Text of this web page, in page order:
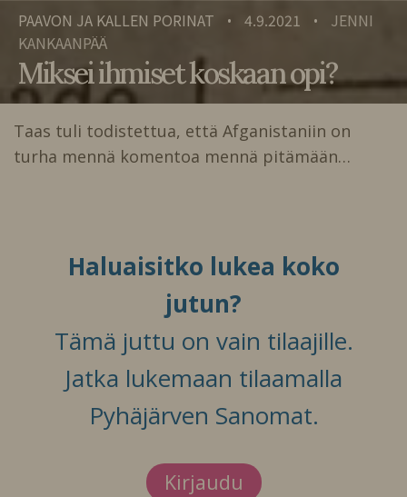
PAAVON JA KALLEN PORINAT • 4.9.2021 •
JENNI
KANKAANPÄÄ
Miksei ihmiset koskaan opi?
Taas tuli todistettua, että Afganistaniin on
turha mennä komentoa mennä pitämään…
Haluaisitko lukea koko
jutun?
Tämä juttu on vain tilaajille.
Jatka lukemaan tilaamalla
Pyhäjärven Sanomat.
Kirjaudu